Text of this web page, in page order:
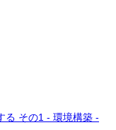
る その1 - 環境構築 -